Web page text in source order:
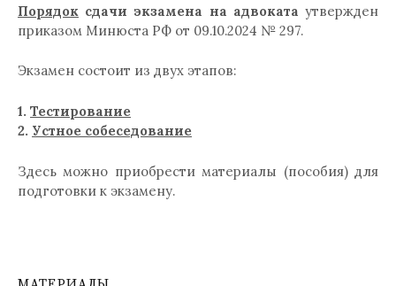
Порядок сдачи экзамена на адвоката утвержден
приказом Минюста РФ от 09.10.2024 № 297.
Экзамен состоит из двух этапов:
1. Тестирование
2. Устное собеседование
Здесь можно приобрести материалы (пособия) для
подготовки к экзамену.